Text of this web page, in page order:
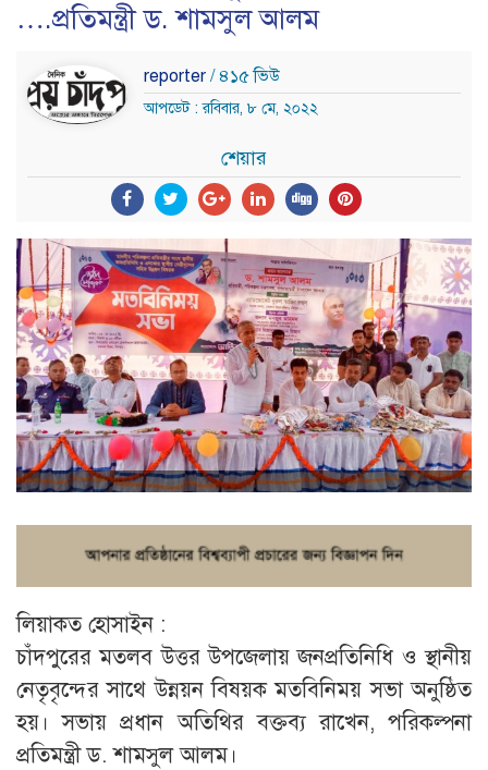
….প্রতিমন্ত্রী ড. শামসুল আলম
reporter / ৪১৫ ভিউ
আপডেট : রবিবার, ৮ মে, ২০২২
শেয়ার
লিয়াকত হোসাইন :
চাঁদপুরের মতলব উত্তর উপজেলায় জনপ্রতিনিধি ও স্থানীয়
নেতৃবৃন্দের সাথে উন্নয়ন বিষয়ক মতবিনিময় সভা অনুষ্ঠিত
হয়। সভায় প্রধান অতিথির বক্তব্য রাখেন, পরিকল্পনা
প্রতিমন্ত্রী ড. শামসুল আলম।